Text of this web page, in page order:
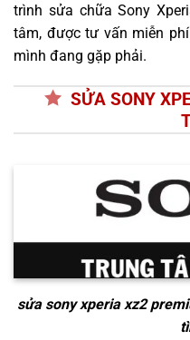
trình sửa chữa Sony
tâm, được tư vấn miễn
mình đang gặp phải.
SỬA SONY
sửa sony xperia xz2